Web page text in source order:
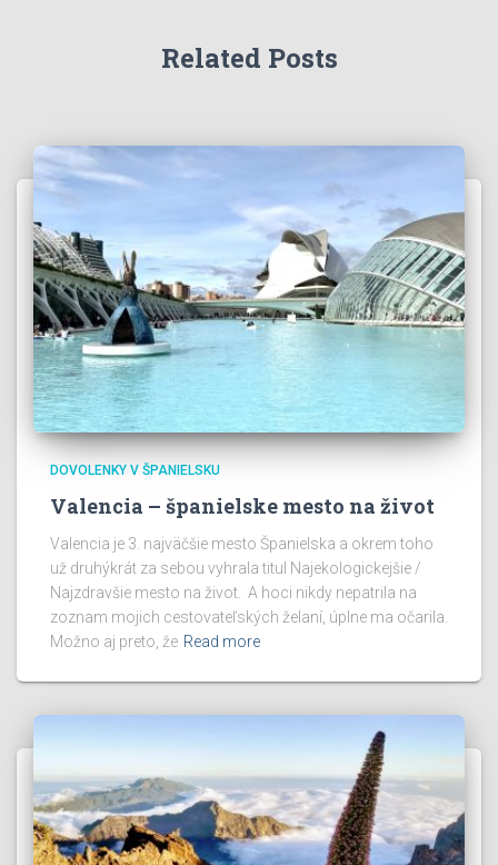
Related Posts
DOVOLENKY V ŠPANIELSKU
Valencia – španielske mesto na život
Valencia je 3. najväčšie mesto Španielska a okrem toho
už druhýkrát za sebou vyhrala titul Najekologickejšie /
Najzdravšie mesto na život. A hoci nikdy nepatrila na
zoznam mojich cestovateľských želaní, úplne ma očarila.
Možno aj preto, že Read more